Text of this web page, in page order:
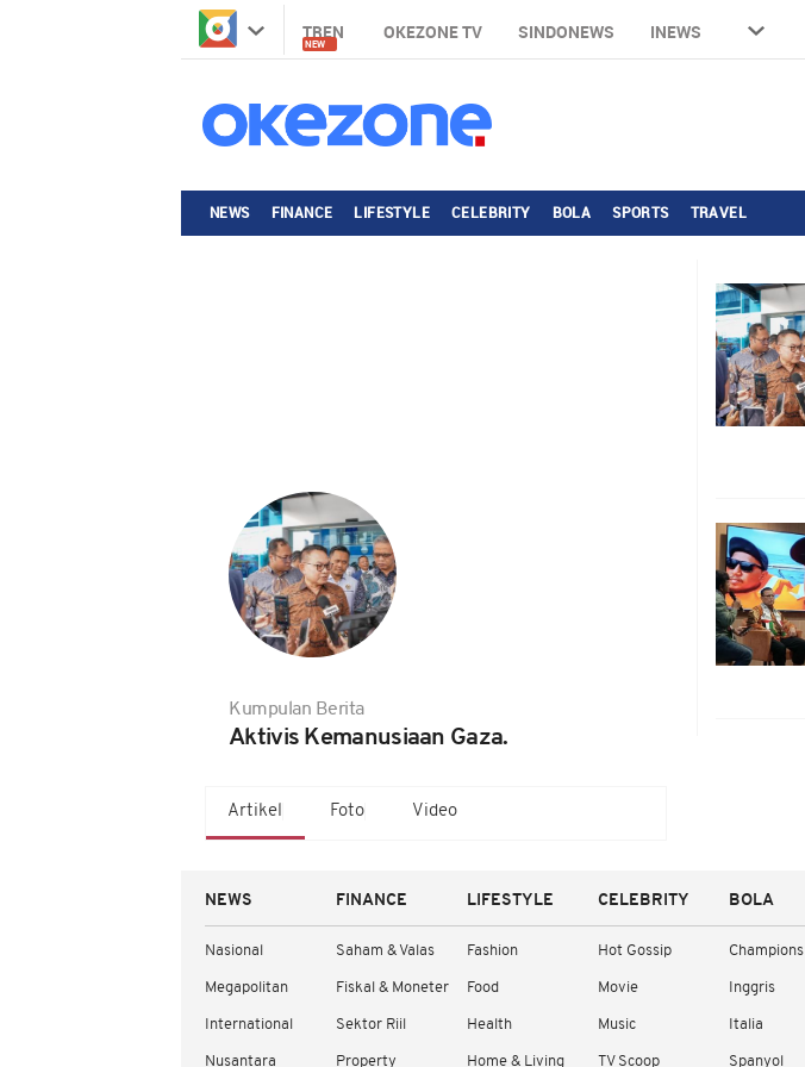
TREN
NEW
OKEZONE TV SINDONEWS INEWS
NEWS FINANCE LIFESTYLE CELEBRITY BOLA SPORTS TRAVEL
Kumpulan Berita
Aktivis Kemanusiaan Gaza.
Artikel Foto Video
NEWS
Nasional
Megapolitan
International
Nusantara
FINANCE
Saham & Valas
Fiskal & Moneter
Sektor Riil
Property
LIFESTYLE
Fashion
Food
Health
Home & Living
CELEBRITY
Hot Gossip
Movie
Music
TV Scoop
BOLA
Champions
Inggris
Italia
Spanyol